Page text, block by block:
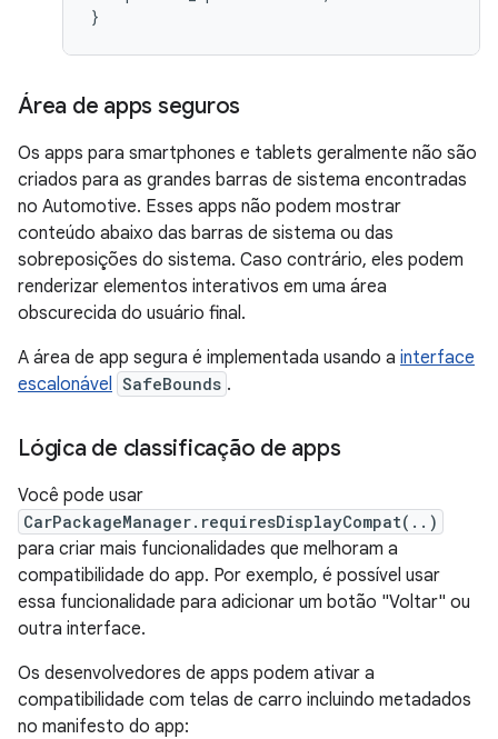
}
Área de apps seguros
Os apps para smartphones e tablets geralmente não são
criados para as grandes barras de sistema encontradas
no Automotive. Esses apps não podem mostrar
conteúdo abaixo das barras de sistema ou das
sobreposições do sistema. Caso contrário, eles podem
renderizar elementos interativos em uma área
obscurecida do usuário final.
A área de app segura é implementada usando a interface
escalonável SafeBounds .
Lógica de classificação de apps
Você pode usar
CarPackageManager.requiresDisplayCompat(..)
para criar mais funcionalidades que melhoram a
compatibilidade do app. Por exemplo, é possível usar
essa funcionalidade para adicionar um botão "Voltar" ou
outra interface.
Os desenvolvedores de apps podem ativar a
compatibilidade com telas de carro incluindo metadados
no manifesto do app: